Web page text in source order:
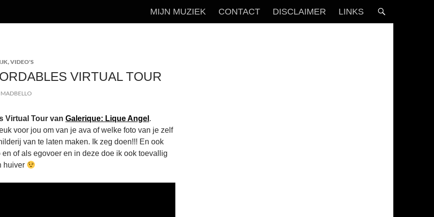
MIJN MUZIEK CONTACT DISCLAIMER LINKS
,VIDEO'S
VIRTUAL TOUR
MADBELLO
Virtual Tour van Galerique: Lique Angel .
voor jou om van je ava of welke foto van je zelf
van te laten maken. Ik zeg doen!!! En ook
en of als egovoer en in deze doe ik ook toevallig
huiver